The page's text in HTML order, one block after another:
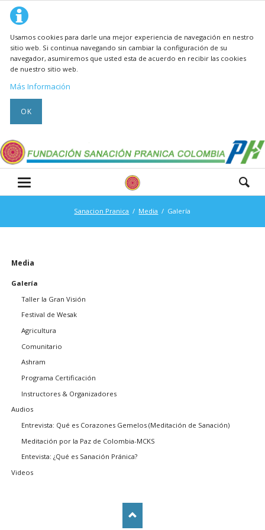
Usamos cookies para darle una mejor experiencia de navegación en nestro
sitio web. Si continua navegando sin cambiar la configuración de su
navegador, asumiremos que usted esta de acuerdo en recibir las cookies
de nuestro sitio web.
Más Información
OK
Sanacion Pranica Media Galería
Saltar
Media
Galería
Taller la Gran Visión
Festival de Wesak
Agricultura
Comunitario
Ashram
Programa Certificación
Instructores & Organizadores
Audios
Entrevista: Qué es Corazones Gemelos (Meditación de Sanación)
Meditación por la Paz de Colombia-MCKS
Entevista: ¿Qué es Sanación Pránica?
Videos